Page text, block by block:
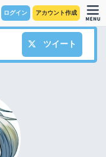
ログイン アカウント作成
ツイート